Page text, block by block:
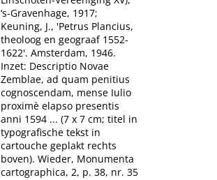
‘s-Gravenhage, 1917;
Keuning, J., 'Petrus Plancius,
theoloog en geograaf 1552-
1622'. Amsterdam, 1946.
Inzet: Descriptio Novae
Zemblae, ad quam penitius
cognoscendam, mense Iulio
proximè elapso presentis
anni 1594 ... (7 x 7 cm; titel in
typografische tekst in
cartouche geplakt rechts
boven). Wieder, Monumenta
cartographica, 2, p. 38, nr. 35